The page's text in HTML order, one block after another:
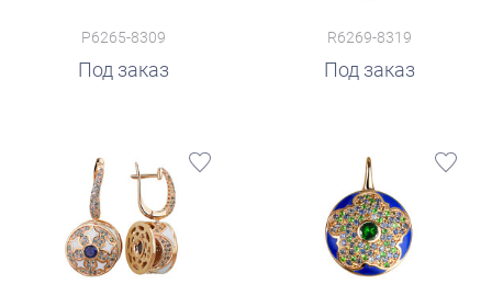
P6265-8309
Под заказ
R6269-8319
Под заказ